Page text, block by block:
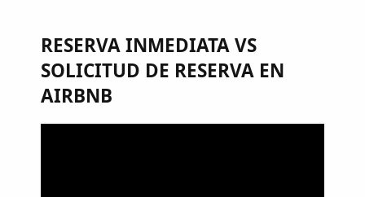
RESERVA INMEDIATA VS
SOLICITUD DE RESERVA EN
AIRBNB